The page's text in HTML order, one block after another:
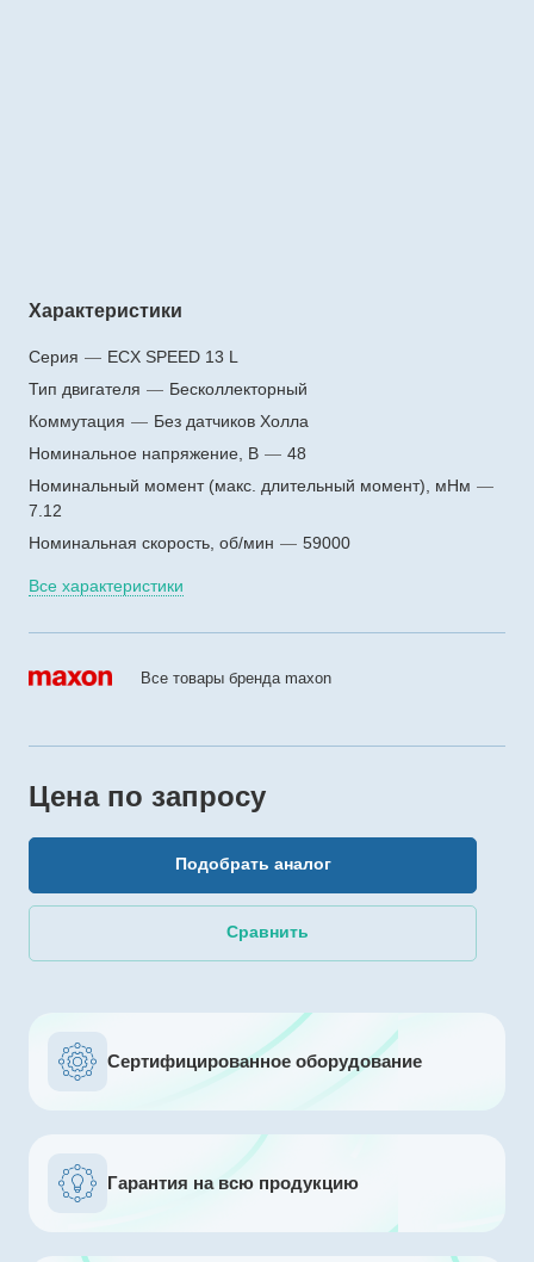
Характеристики
Серия — ECX SPEED 13 L
Тип двигателя — Бесколлекторный
Коммутация — Без датчиков Холла
Номинальное напряжение, В — 48
Номинальный момент (макс. длительный момент), мНм —
7.12
Номинальная скорость, об/мин — 59000
Все характеристики
Все товары бренда maxon
Цена по запросу
Подобрать аналог
Сравнить
Сертифицированное оборудование
Гарантия на всю продукцию